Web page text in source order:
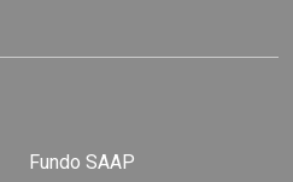
Fundo SAAP